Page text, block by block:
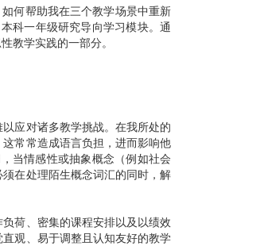
何帮助我在三个教学场景中重新
科一年级研究导向学习模块。通
教学实践的一部分。
应对诸多教学挑战。在我所处的
常常造成语言负担，进而影响他
当情感性或抽象概念（例如社会
在处理陌生概念词汇的同时，解
荷、密集的课程安排以及以绩效
观、易于调整且认知友好的教学